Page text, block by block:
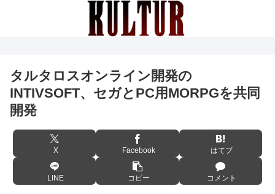
タルタロスオンライン開発の
INTIVSOFT、セガとPC用MORPGを共同
開発
X Facebook はてブ
LINE コピー コメント